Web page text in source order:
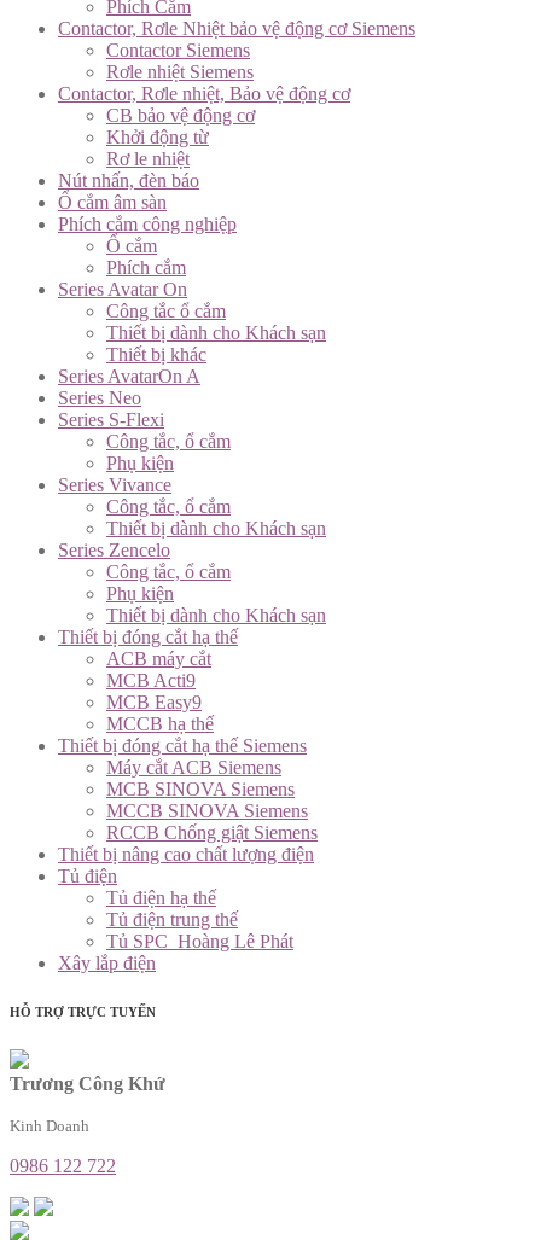
Phích Cắm
Contactor, Rơle Nhiệt bảo vệ động cơ Siemens
Contactor Siemens
Rơle nhiệt Siemens
Contactor, Rơle nhiệt, Bảo vệ động cơ
CB bảo vệ động cơ
Khởi động từ
Rơ le nhiệt
Nút nhấn, đèn báo
Ổ cắm âm sàn
Phích cắm công nghiệp
Ổ cắm
Phích cắm
Series Avatar On
Công tắc ổ cắm
Thiết bị dành cho Khách sạn
Thiết bị khác
Series AvatarOn A
Series Neo
Series S-Flexi
Công tắc, ổ cắm
Phụ kiện
Series Vivance
Công tắc, ổ cắm
Thiết bị dành cho Khách sạn
Series Zencelo
Công tắc, ổ cắm
Phụ kiện
Thiết bị dành cho Khách sạn
Thiết bị đóng cắt hạ thế
ACB máy cắt
MCB Acti9
MCB Easy9
MCCB hạ thế
Thiết bị đóng cắt hạ thế Siemens
Máy cắt ACB Siemens
MCB SINOVA Siemens
MCCB SINOVA Siemens
RCCB Chống giật Siemens
Thiết bị nâng cao chất lượng điện
Tủ điện
Tủ điện hạ thế
Tủ điện trung thế
Tủ SPC_Hoàng Lê Phát
Xây lắp điện
HỖ TRỢ TRỰC TUYẾN
Trương Công Khứ
Kinh Doanh
0986 122 722